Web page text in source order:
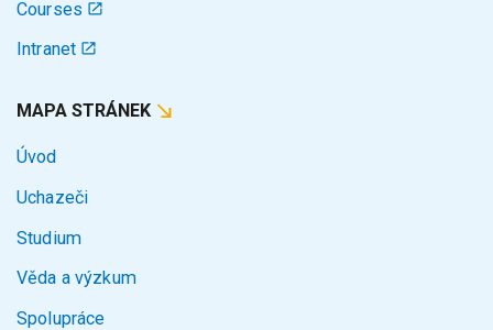
Courses
Intranet
MAPA STRÁNEK
Úvod
Uchazeči
Studium
Věda a výzkum
Spolupráce